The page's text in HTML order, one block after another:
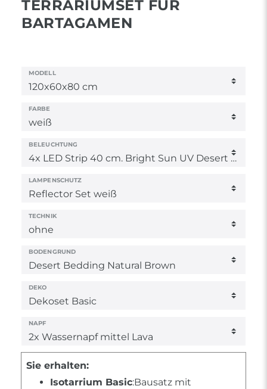
TERRARIUMSET FÜR
BARTAGAMEN
MODELL
FARBE
BELEUCHTUNG
LAMPENSCHUTZ
TECHNIK
BODENGRUND
DEKO
NAPF
Sie erhalten:
Isotarrium Basic:Bausatz mit